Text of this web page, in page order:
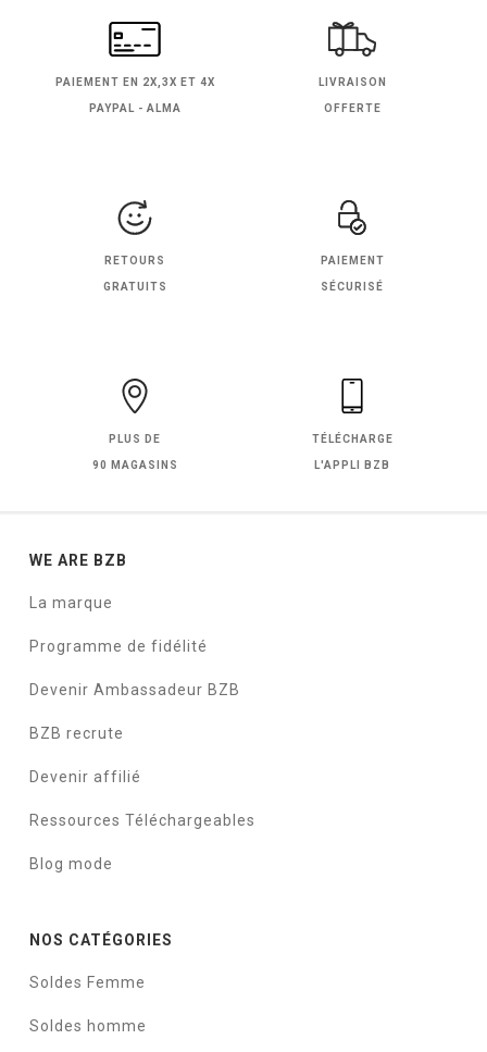
PAIEMENT EN 2X,3X ET 4X
PAYPAL - ALMA
LIVRAISON
OFFERTE
RETOURS
GRATUITS
PAIEMENT
SÉCURISÉ
PLUS DE
90 MAGASINS
TÉLÉCHARGE
L'APPLI BZB
WE ARE BZB
La marque
Programme de fidélité
Devenir Ambassadeur BZB
BZB recrute
Devenir affilié
Ressources Téléchargeables
Blog mode
NOS CATÉGORIES
Soldes Femme
Soldes homme